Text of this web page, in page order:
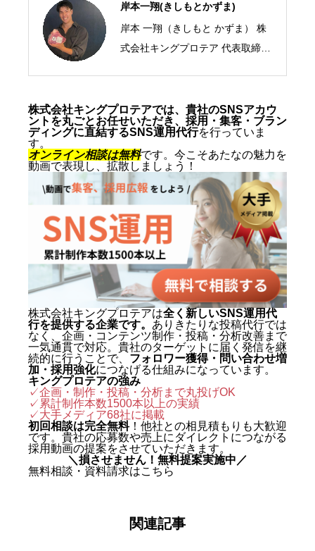
岸本一翔(きしもとかずま)
岸本 一翔（きしもと かずま） 株
式会社キングプロテア 代表取締役
市生まれ。10代からSNSマーケテ
ィングの最前線に立ち、ショート
動画を軸にした集客・ブランディ
ングを専門とする。SNS運用代行
およびショート動画制作では累計
1,500本以上を手がけ、再生され
る動画の型と、フォロワーを「指
名・来店・売上」へ変える設計に
定評がある。 キャリアの原点は、
札幌でも有数のAI先進企業・株式
会社エグゼクティブマーケティン
グジャパン。執行役員を2年間務
め、AIO対策（AI検索最適化）を
はじめとする最先端のAIマーケテ
ィングを実戦の現場で体得した。
2024年に株式会社キングプロテア
を創業。 実績は数字で裏づけられ
ている。SNS運用代行事業では、
自社アカウントを「札幌 SNS運用
gleニュースをはじめ大手メディア
株式会社キングプロテアでは、貴社のSNSアカウ
ントを丸ごとお任せいただき、採用・集客・ブラン
ディングに直結するSNS運用代行を行っていま
す。
オンライン相談は無料です。今こそあたなの魅力を
動画で表現し、拡散しましょう！
株式会社キングプロテアは全く新しいSNS運用代
行を提供する企業です。 ありきたりな投稿代行では
なく、企画・コンテンツ制作・投稿・分析改善まで
一気通貫で対応。貴社のターゲットに届く発信を継
続的に行うことで、 フォロワー獲得・問い合わせ増
加・採用強化につなげる仕組みになっています。
キングプロテアの強み
✓企画・制作・投稿・分析まで丸投げOK
✓累計制作本数1500本以上の実績
✓大手メディア68社に掲載
初回相談は完全無料！他社との相見積もりも大歓迎
です。貴社の応募数や売上にダイレクトにつながる
採用動画の提案をさせていただきます。
＼損させません！無料提案実施中／
無料相談・資料請求はこちら
関連記事